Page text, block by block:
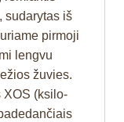
sudarytas iš
pirmoji
lengvu
žuvies.
XOS (ksilo-